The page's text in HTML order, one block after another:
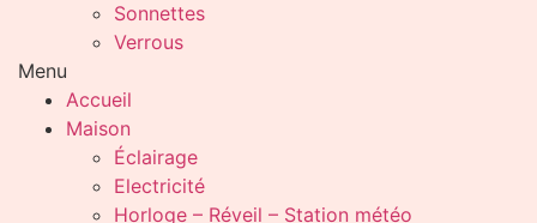
Sonnettes
Verrous
Menu
Accueil
Maison
Éclairage
Electricité
Horloge – Réveil – Station météo